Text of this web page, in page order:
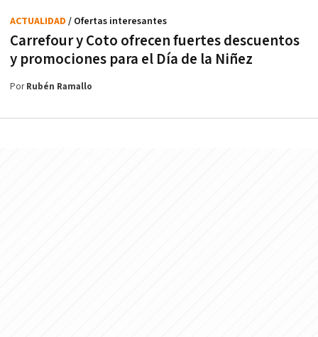
Carrefour y Coto ofrecen fuertes descuentos
y promociones para el Día de la Niñez
ACTUALIDAD / Ofertas interesantes
PorRubén Ramallo